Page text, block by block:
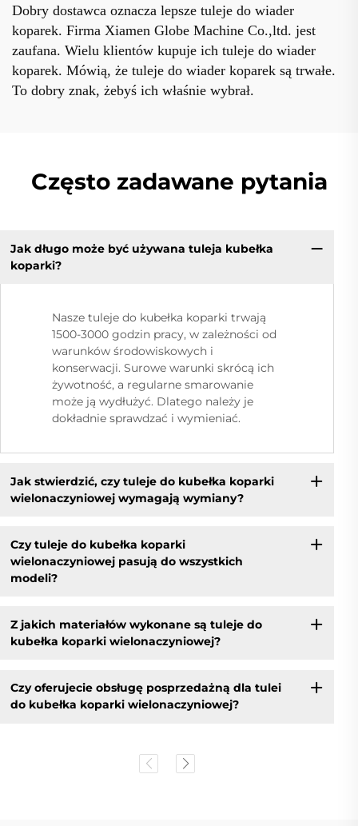
Dobry dostawca oznacza lepsze tuleje do wiader
koparek. Firma Xiamen Globe Machine Co.,ltd. jest
zaufana. Wielu klientów kupuje ich tuleje do wiader
koparek. Mówią, że tuleje do wiader koparek są trwałe.
To dobry znak, żebyś ich właśnie wybrał.
Często zadawane pytania
Jak długo może być używana tuleja kubełka
koparki?
Nasze tuleje do kubełka koparki trwają
1500-3000 godzin pracy, w zależności od
warunków środowiskowych i
konserwacji. Surowe warunki skrócą ich
żywotność, a regularne smarowanie
może ją wydłużyć. Dlatego należy je
dokładnie sprawdzać i wymieniać.
Jak stwierdzić, czy tuleje do kubełka koparki
wielonaczyniowej wymagają wymiany?
Czy tuleje do kubełka koparki
wielonaczyniowej pasują do wszystkich
modeli?
Z jakich materiałów wykonane są tuleje do
kubełka koparki wielonaczyniowej?
Czy oferujecie obsługę posprzedażną dla tulei
do kubełka koparki wielonaczyniowej?